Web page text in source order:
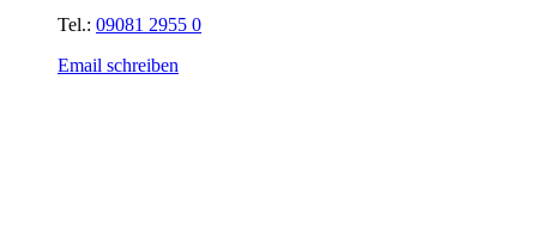
Tel.: 09081 2955 0
Email schreiben